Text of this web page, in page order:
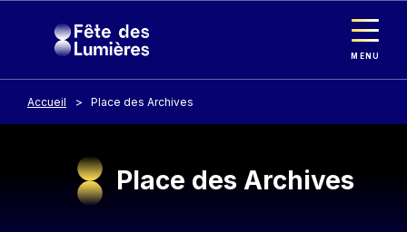
MENU
Accueil Place des Archives
Place des Archives